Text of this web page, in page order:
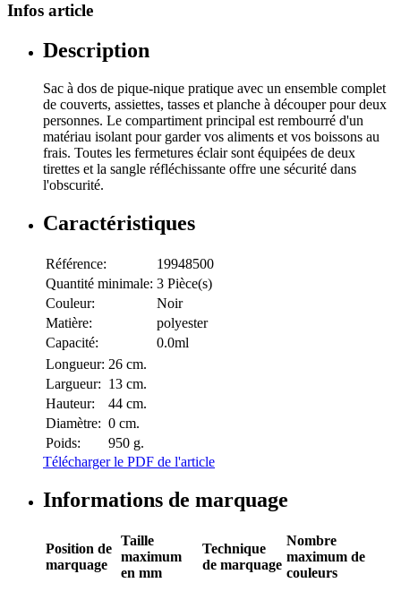
Infos article
Description
Sac à dos de pique-nique pratique avec un ensemble complet
de couverts, assiettes, tasses et planche à découper pour deux
personnes. Le compartiment principal est rembourré d'un
matériau isolant pour garder vos aliments et vos boissons au
frais. Toutes les fermetures éclair sont équipées de deux
tirettes et la sangle réfléchissante offre une sécurité dans
l'obscurité.
Caractéristiques
Référence:
19948500
Quantité minimale: 3 Pièce(s)
Couleur:
Noir
Matière:
polyester
Capacité:
0.0ml
Longueur: 26 cm.
Largueur: 13 cm.
Hauteur:
44 cm.
Diamètre: 0 cm.
Poids:
950 g.
Télécharger le PDF de l'article
Informations de marquage
Position de
marquage
Taille
maximum
en mm
Technique
de marquage
Nombre
maximum de
couleurs